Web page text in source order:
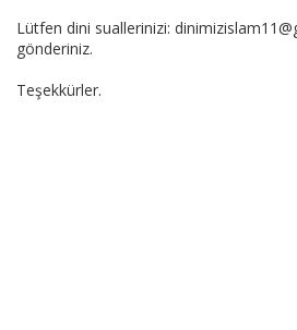
Lütfen dini suallerinizi:
gönderiniz.
Teşekkürler.